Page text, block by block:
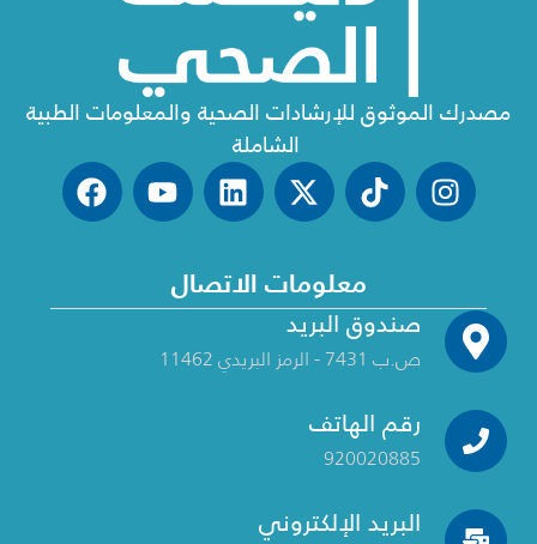
معلومات الاتصال
صندوق البريد
ص.ب 7431 - الرمز البريدي 11462
رقم الهاتف
920020885
البريد الإلكتروني
مصدرك الموثوق للإرشادات الصحية والمعلومات الطبية